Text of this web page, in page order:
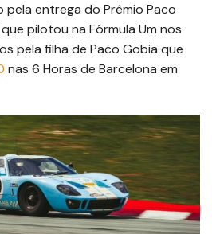
entrega do Prêmio Paco
pilotou na Fórmula Um nos
pela filha de Paco Gobia que
nas 6 Horas de Barcelona em